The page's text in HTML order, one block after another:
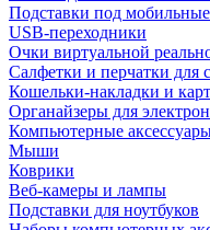
Подставки под
USB-переходники
Очки виртуальной
Салфетки и перчатки для
Кошельки-накладки и
Органайзеры для
Компьютерные
Мыши
Коврики
Веб-камеры и лампы
Подставки для ноутбуков